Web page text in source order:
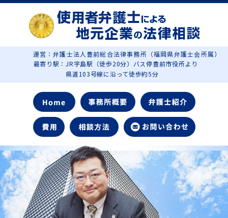
運営：弁護士法人豊前総合法律事務所（福岡県弁護士会所属）
最寄り駅：JR宇島駅（徒歩20分）バス停豊前市役所より
県道103号線に沿って徒歩約5分